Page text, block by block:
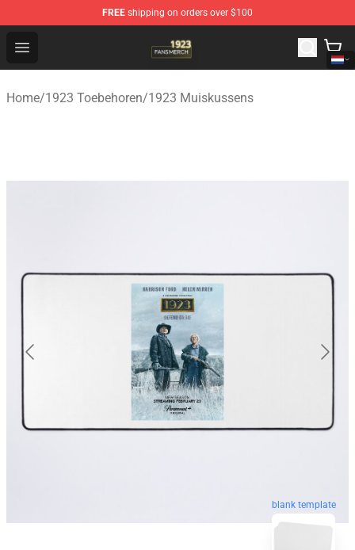
FREE shipping on orders over $100
Open menu
1923 Shop - Official 1923 Merchandise Store
Home/1923 Toebehoren/1923 Muiskussens
blank template